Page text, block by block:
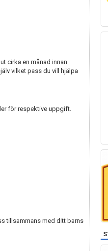
cirka en månad innan
vilket pass du vill hjälpa
för respektive uppgift.
tillsammans med ditt barns